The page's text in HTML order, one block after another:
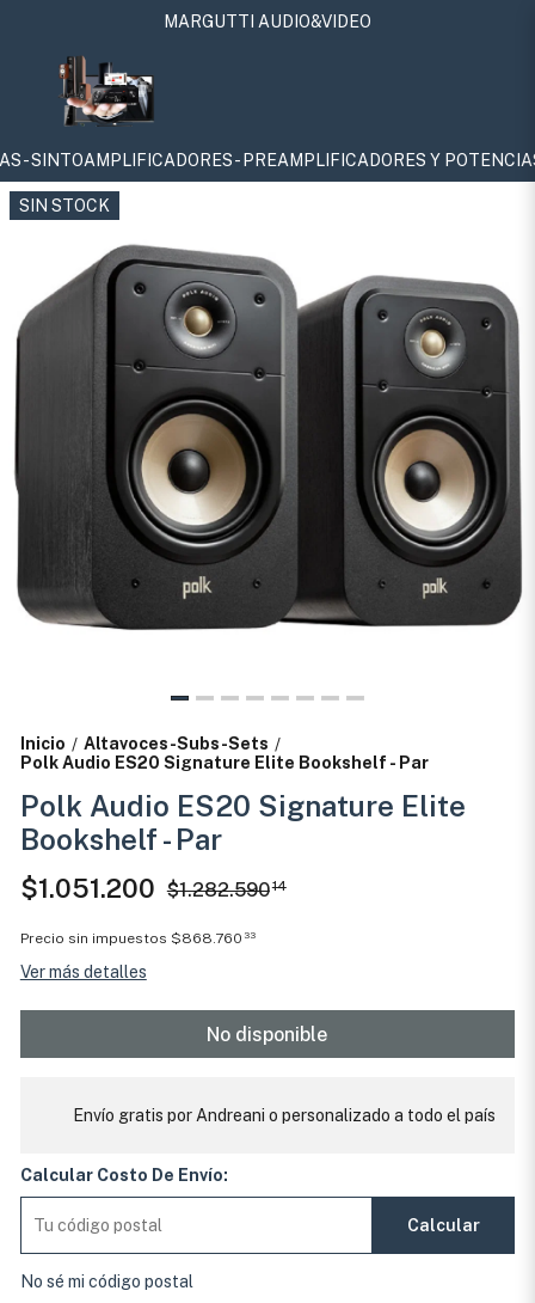
MARGUTTI AUDIO&VIDEO
- PREAMPLIFICADORES Y POTENCIAS -
SIN STOCK
Inicio / Altavoces-Subs-Sets /
Polk Audio ES20 Signature Elite Bookshelf - Par
Polk Audio ES20 Signature Elite
Bookshelf - Par
$1.051.200 $1.282.59014
Precio sin impuestos $868.760 33
Ver más detalles
No disponible
Envío gratis por Andreani o personalizado a todo el país
Calcular Costo De Envío:
Calcular
No sé mi código postal